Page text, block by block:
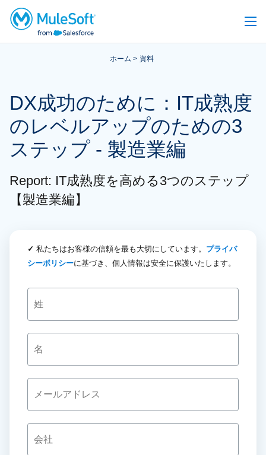
ホーム 資料
DX成功のために：IT成熟度
のレベルアップのための3
ステップ - 製造業編
Report: IT成熟度を高める3つのステップ
【製造業編】
✓ 私たちはお客様の信頼を最も大切にしています。 プライバ
シーポリシーに基づき、個人情報は安全に保護いたします。